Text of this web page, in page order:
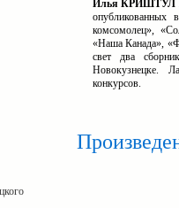
Илья КРИШТУЛ
опубликованных
комсомолец»,
«Наша Канада»,
свет два
Новокузнецке.
конкурсов.